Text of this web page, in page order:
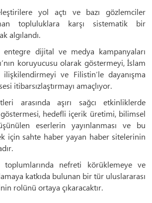
yol açtı ve bazı gözlemciler
topluluklara karşı sistematik bir
algılandı.
entegre dijital ve medya kampanyaları
koruyucusu olarak göstermeyi, İslam
ve Filistin’le dayanışma
itibarsızlaştırmayı amaçlıyor.
arasında aşırı sağcı etkinliklerde
hedefli içerik üretimi, bilimsel
eserlerin yayınlanması ve bu
için sahte haber yayan haber sitelerinin
nefreti körüklemeye ve
katkıda bulunan bir tür uluslararası
rolünü ortaya çıkaracaktır.